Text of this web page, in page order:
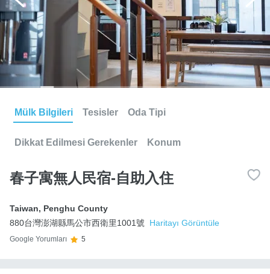
Mülk Bilgileri Tesisler Oda Tipi
Dikkat Edilmesi Gerekenler Konum
春子寓無人民宿-自助入住
Taiwan, Penghu County
880台灣澎湖縣馬公市西衛里1001號
Haritayı Görüntüle
Google Yorumları 5